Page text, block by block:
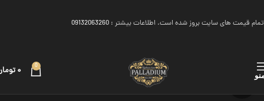
تمام قیمت های سایت بروز شده است. اطلاعات بیشتر : 09132063260
0 ۰
برای بزرگنمایی کلیک کنید